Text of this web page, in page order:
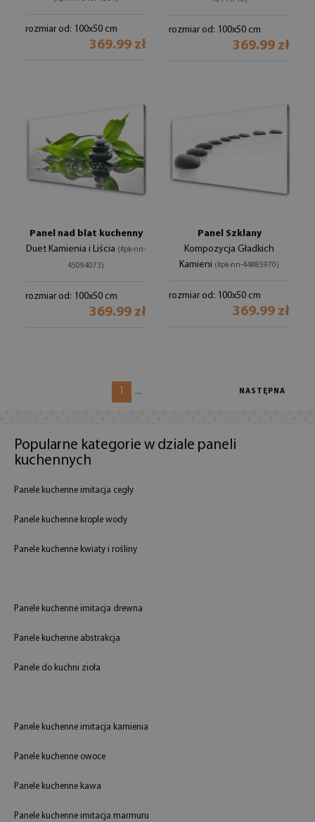
rozmiar od: 100x50 cm
369.99 zł
rozmiar od: 100x50 cm
369.99 zł
Panel nad blat kuchenny
Duet Kamienia i Liścia (#pk-nn-
45094073)
rozmiar od: 100x50 cm
369.99 zł
Panel Szklany
Kompozycja Gładkich
Kamieni (#pk-nn-44885970)
rozmiar od: 100x50 cm
369.99 zł
1 ... NASTĘPNA
Popularne kategorie w dziale paneli
kuchennych
Panele kuchenne imitacja cegły
Panele kuchenne krople wody
Panele kuchenne kwiaty i rośliny
Panele kuchenne imitacja drewna
Panele kuchenne abstrakcja
Panele do kuchni zioła
Panele kuchenne imitacja kamienia
Panele kuchenne owoce
Panele kuchenne kawa
Panele kuchenne imitacja marmuru